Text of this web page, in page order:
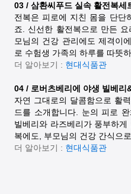
03 / 삼환씨푸드 실속 활전복세
전복은 피로에 지친 몸을 단단
죠. 신선한 활전복으로 만든
모님의 건강 관리에도 제격이
로 수험생 가족의 하루를 따뜻
더 알아보기 : 현대식품관
04 / 로버츠베리에 야생 빌베리
자연 그대로의 달콤함으로 활
드를 소개합니다. 눈의 피로
빌베리와 라즈베리가 풍부하
복에도, 부모님의 건강 간식으
더 알아보기 : 현대식품관